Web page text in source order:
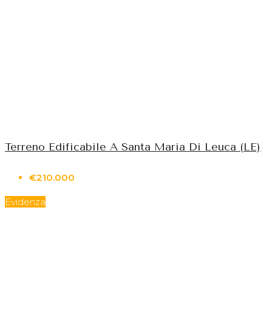
Terreno Edificabile A Santa Maria Di Leuca (LE)
€210.000
Evidenza